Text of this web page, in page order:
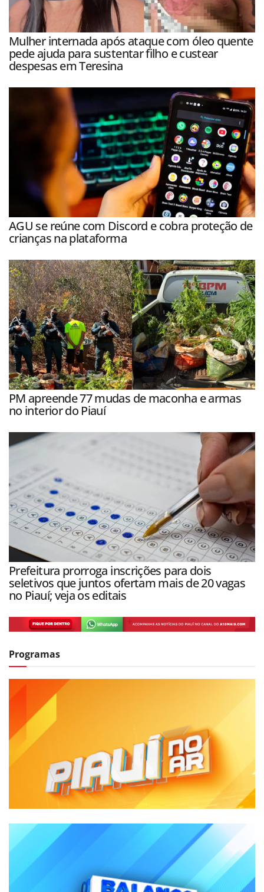
Mulher internada após ataque com óleo quente
pede ajuda para sustentar filho e custear
despesas em Teresina
AGU se reúne com Discord e cobra proteção de
crianças na plataforma
PM apreende 77 mudas de maconha e armas
no interior do Piauí
Prefeitura prorroga inscrições para dois
seletivos que juntos ofertam mais de 20 vagas
no Piauí; veja os editais
Programas